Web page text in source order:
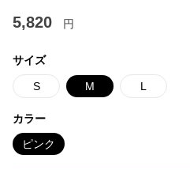
5,820 円
サイズ
S M L
カラー
ピンク